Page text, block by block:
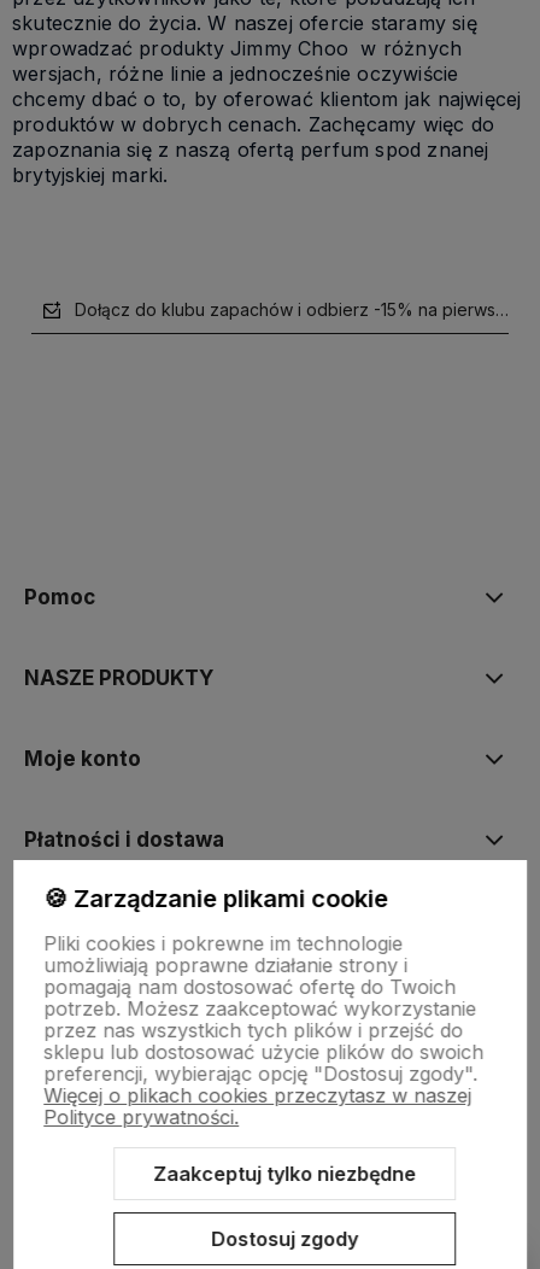
skutecznie do życia. W naszej ofercie staramy się
wprowadzać produkty Jimmy Choo w różnych
wersjach, różne linie a jednocześnie oczywiście
chcemy dbać o to, by oferować klientom jak najwięcej
produktów w dobrych cenach. Zachęcamy więc do
zapoznania się z naszą ofertą perfum spod znanej
brytyjskiej marki.
Dołącz do klubu zapachów i odbierz -15% na pierwsze
Pomoc
NASZE PRODUKTY
Moje konto
Płatności i dostawa
O nas
Sklep internetowy Shoper.pl Szablon Shoper Modern 3.0™
GrowCommerce
🍪 Zarządzanie plikami cookie
Pliki cookies i pokrewne im technologie
umożliwiają poprawne działanie strony i
pomagają nam dostosować ofertę do Twoich
potrzeb. Możesz zaakceptować wykorzystanie
przez nas wszystkich tych plików i przejść do
sklepu lub dostosować użycie plików do swoich
preferencji, wybierając opcję "Dostosuj zgody".
Więcej o plikach cookies przeczytasz w naszej
Polityce prywatności.
Zaakceptuj tylko niezbędne
Dostosuj zgody